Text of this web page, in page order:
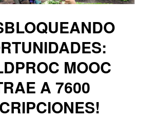
MOOC
A 7600